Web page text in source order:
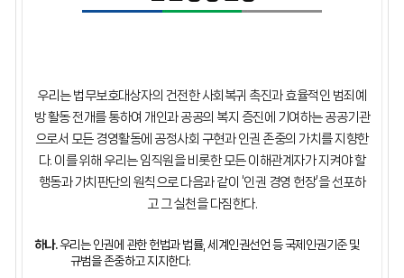
우리는 법무보호대상자의 건전한 사회복귀 촉진과 효율적인 범죄예
방 활동 전개를 통하여 개인과 공공의 복지 증진에 기여하는 공공기관
으로서 모든 경영활동에 공정사회 구현과 인권 존중의 가치를 지향한
다. 이를 위해 우리는 임직원을 비롯한 모든 이해관계자가 지켜야 할
행동과 가치판단의 원칙으로 다음과 같이 ‘인권 경영 헌장’을 선포하
고 그 실천을 다짐한다.
하나.우리는 인권에 관한 헌법과 법률, 세계인권선언 등 국제인권기준 및
규범을 존중하고 지지한다.